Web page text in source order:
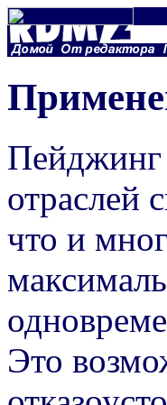
Пейджинг
отраслей
что и
Это